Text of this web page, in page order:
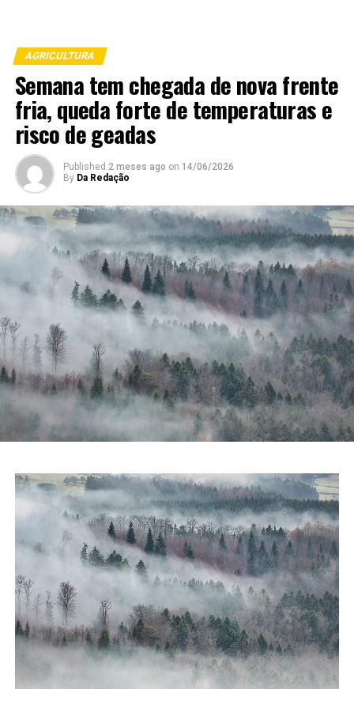
AGRICULTURA
Semana tem chegada de nova frente
fria, queda forte de temperaturas e
risco de geadas
Published 2 meses ago on 14/06/2026
By Da Redação